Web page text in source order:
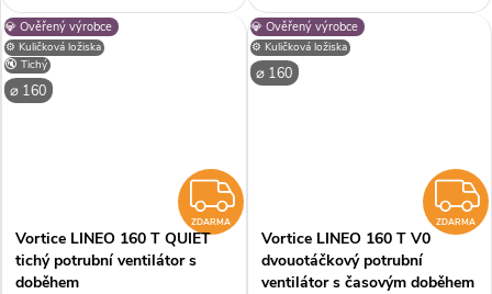
tiché izolované provedení, EC
motor, kuličková ložiska, průtok
vzduchu max. 525 m3/h, max.
teplota 60 °C, příkon 7,7–31...
stupňová regulace, AC motor, s
časovým doběhem, kuličková
ložiska, průtok vzduchu max.
550 m3/h, max. teplota 60 °C,
⚙️ Kuličková ložiska
🔇 Tichý
💎 Ověřený výrobce
⌀ 160
ZDARMA
ZDARMA
Vortice LINEO 160 T QUIET
tichý potrubní ventilátor s
doběhem
⚙️ Kuličková ložiska
💎 Ověřený výrobce
⌀ 160
ZDARMA
Vortice LINEO 160 T V0
dvouotáčkový potrubní
ventilátor s časovým doběhem